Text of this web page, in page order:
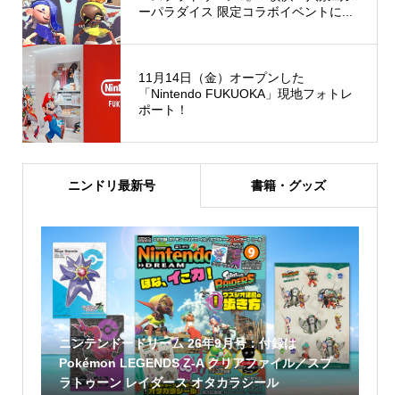
ーパラダイス 限定コラボイベントに...
11月14日（金）オープンした
「Nintendo FUKUOKA」現地フォトレ
ポート！
ニンドリ最新号 書籍・グッズ
ニンテンドードリーム 26年9月号：付録は
Pokémon LEGENDS Z-A クリアファイル／スプ
ラトゥーン レイダース オタカラシール